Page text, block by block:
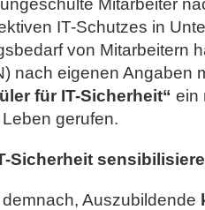
Mitarbeiter
IT-Schutzes in
von Mitarbeitern
nach eigenen Angaben
für IT-Sicherheit“ ein
gerufen.
Sicherheit
Auszubildende